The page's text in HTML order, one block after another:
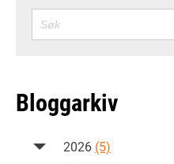
SØK
Bloggarkiv
2026 (5)